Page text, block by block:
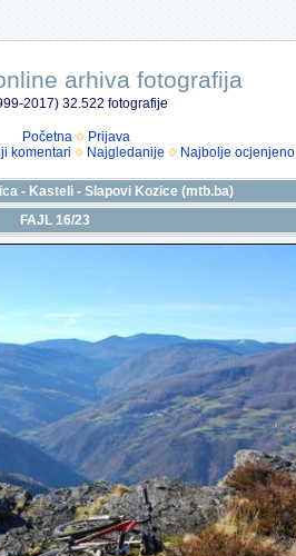
arhiva fotografija
2017) 32.522 fotografije
Početna
Prijava
komentari Najgledanije Najbolje ocjenjeno
- Kasteli - Slapovi Kozice (mtb.ba)
FAJL 16/23